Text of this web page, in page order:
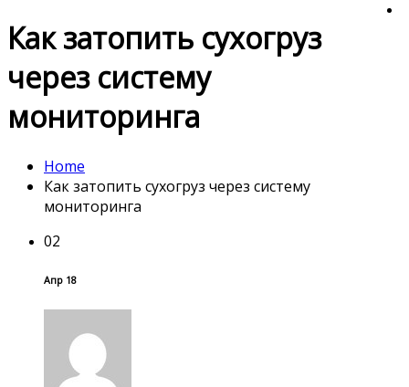
Как затопить сухогруз
через систему
мониторинга
Home
Как затопить сухогруз через систему
мониторинга
02
Апр 18